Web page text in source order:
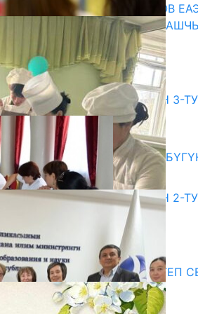
ПРЕЗИДЕНТ САДЫР ЖАПАРОВ
МАМЛЕКЕТТЕРДИН ӨКМӨТ
МЕНЕН ЖОЛУГУШТУ
07.08.2026
ЖОЖДОРГО КАБЫЛ АЛУУНУН 3-
БАШТАЛДЫ
27.07.2026
ӨЗҮҢДҮН КЕЛЕЧЕГИҢ ҮЧҮН
20.07.2026
ЖОЖДОРГО КАБЫЛ АЛУУНУН 2-
20.07.2026
СУЗАКТА 750 ОРУНДУУ МЕКТЕП
ПАЙДАЛАНУУГА БЕРИЛЕТ
07.08.2025